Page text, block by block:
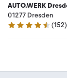
AUTO.WERK
01277 Dresden
4.5 Sterne
(152)